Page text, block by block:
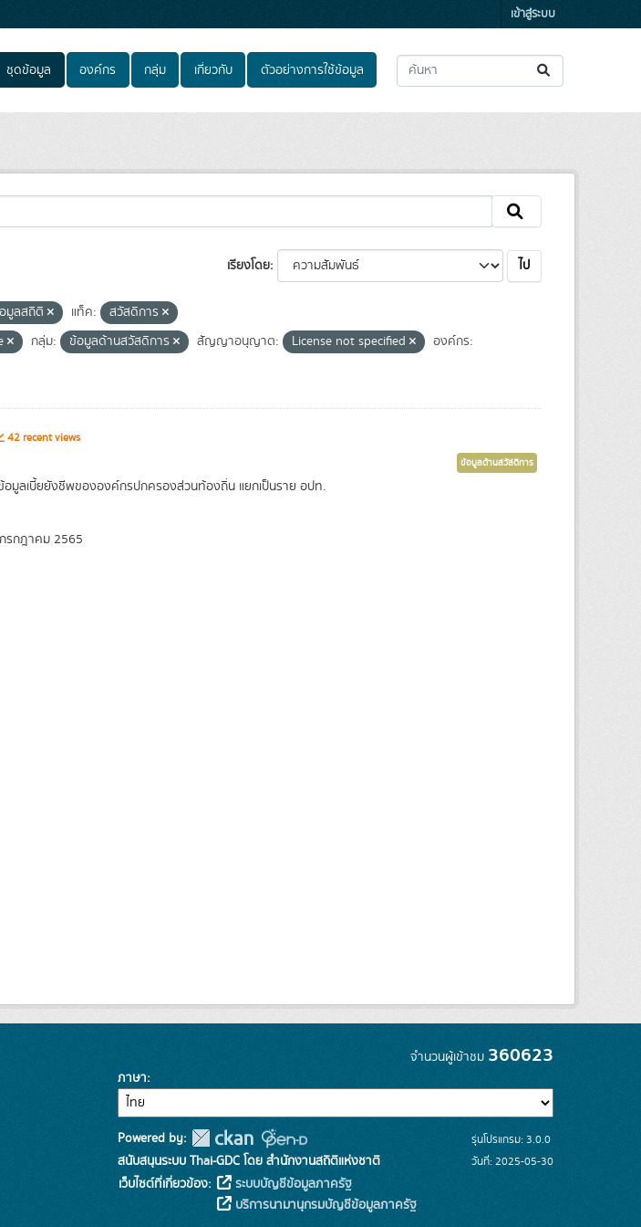
เข้าสู่ระบบ
ชุดข้อมูล องค์กร กลุ่ม เกี่ยวกับ ตัวอย่างการใช้ข้อมูล
เรียงโดย ไป
มูลสถิติ แท็ค:
สวัสดิการ
กลุ่ม: ข้อมูลด้านสวัสดิการ สัญญาอนุญาต: License not specified
องค์กร:
42 recent views
ข้อมูลด้านสวัสดิการ
มูลเบี้ยยังชีพขององค์กรปกครองส่วนท้องถิ่น แยกเป็นราย อปท.
กฎาคม 2565
จำนวนผู้เข้าชม 360623
ภาษา
Powered by:
สนับสนุนระบบ Thai-GDC โดย สำนักงานสถิติแห่งชาติ
เว็บไซต์ที่เกี่ยวข้อง:
ระบบบัญชีข้อมูลภาครัฐ
บริการนามานุกรมบัญชีข้อมูลภาครัฐ
รุ่นโปรแกรม: 3.0.0
วันที่: 2025-05-30